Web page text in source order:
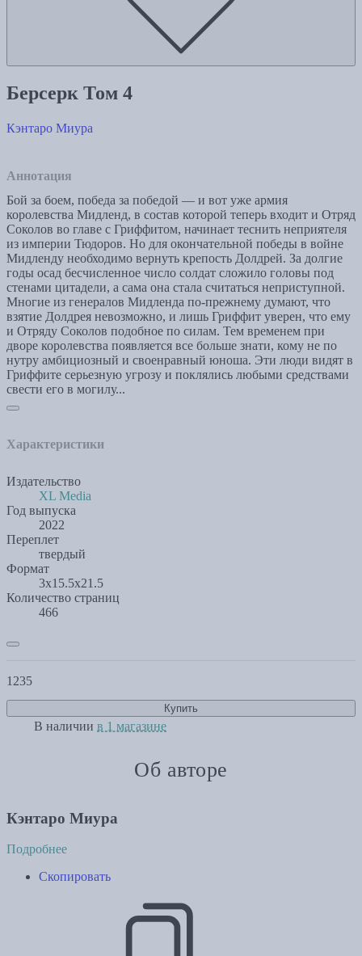
Берсерк Том 4
Кэнтаро Миура
Аннотация
Бой за боем, победа за победой — и вот уже армия
королевства Мидленд, в состав которой теперь входит и Отряд
Соколов во главе с Гриффитом, начинает теснить неприятеля
из империи Тюдоров. Но для окончательной победы в войне
Мидленду необходимо вернуть крепость Долдрей. За долгие
годы осад бесчисленное число солдат сложило головы под
стенами цитадели, а сама она стала считаться неприступной.
Многие из генералов Мидленда по-прежнему думают, что
взятие Долдрея невозможно, и лишь Гриффит уверен, что ему
и Отряду Соколов подобное по силам. Тем временем при
дворе королевства появляется все больше знати, кому не по
нутру амбициозный и своенравный юноша. Эти люди видят в
Гриффите серьезную угрозу и поклялись любыми средствами
свести его в могилу...
Характеристики
Издательство
XL Media
Год выпуска
2022
Переплет
твердый
Формат
3x15.5x21.5
Количество страниц
466
1235
Купить
В наличии в 1 магазине
Об авторе
Кэнтаро Миура
Подробнее
Скопировать